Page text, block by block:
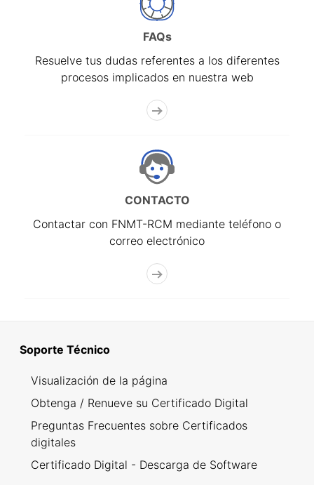
FAQs
Resuelve tus dudas referentes a los diferentes
procesos implicados en nuestra web
CONTACTO
Contactar con FNMT-RCM mediante teléfono o
correo electrónico
Soporte Técnico
Visualización de la página
Obtenga / Renueve su Certificado Digital
Preguntas Frecuentes sobre Certificados
digitales
Certificado Digital - Descarga de Software